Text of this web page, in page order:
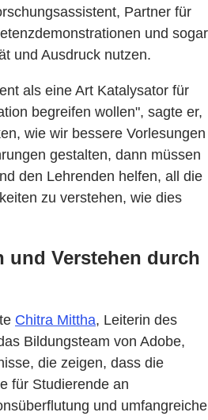
Partner für
und sogar
und Ausdruck nutzen.
als eine Art Katalysator für
begreifen wollen", sagte er,
wie wir bessere Vorlesungen
gestalten, dann müssen
den Lehrenden helfen, all die
zu verstehen, wie dies
und Verstehen durch
Chitra Mittha, Leiterin des
Bildungsteam von Adobe,
die zeigen, dass die
für Studierende an
und umfangreiche